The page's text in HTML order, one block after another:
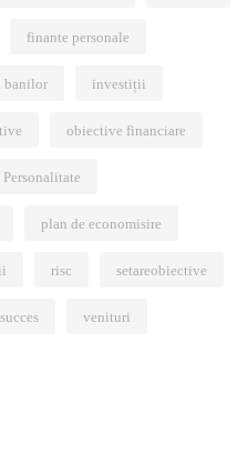
finante personale
banilor investiții
obiective financiare
Personalitate
plan de economisire
risc setareobiective
succes venituri